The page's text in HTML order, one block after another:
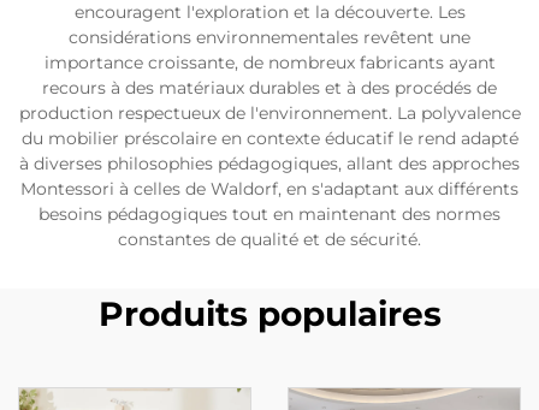
encouragent l'exploration et la découverte. Les
considérations environnementales revêtent une
importance croissante, de nombreux fabricants ayant
recours à des matériaux durables et à des procédés de
production respectueux de l'environnement. La polyvalence
du mobilier préscolaire en contexte éducatif le rend adapté
à diverses philosophies pédagogiques, allant des approches
Montessori à celles de Waldorf, en s'adaptant aux différents
besoins pédagogiques tout en maintenant des normes
constantes de qualité et de sécurité.
Produits populaires